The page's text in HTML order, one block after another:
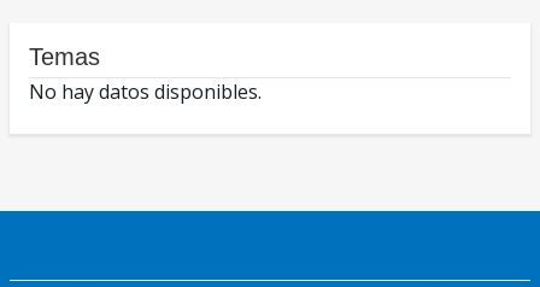
Temas
No hay datos disponibles.